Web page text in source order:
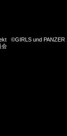
©GIRLS und PANZER
会